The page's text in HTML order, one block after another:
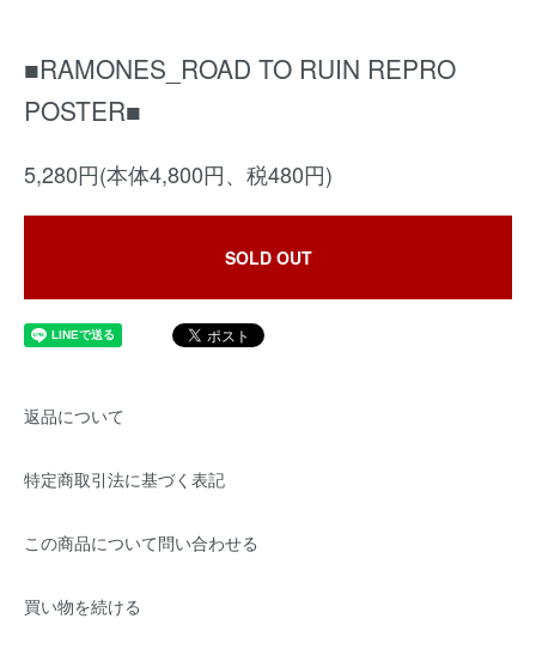
■RAMONES_ROAD TO RUIN REPRO
POSTER■
5,280円(本体4,800円、税480円)
SOLD OUT
返品について
特定商取引法に基づく表記
この商品について問い合わせる
買い物を続ける